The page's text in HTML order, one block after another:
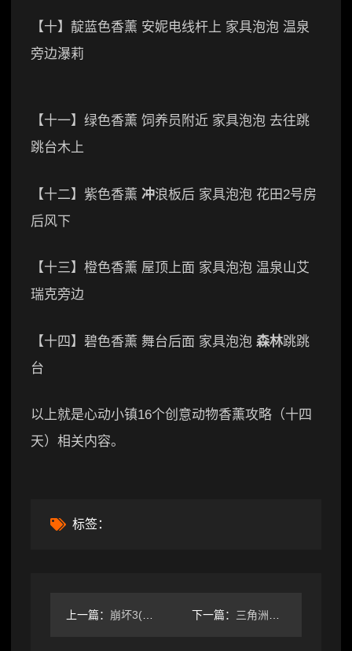
【十】靛蓝色香薰 安妮电线杆上 家具泡泡 温泉
旁边瀑莉
【十一】绿色香薰 饲养员附近 家具泡泡 去往跳
跳台木上
【十二】紫色香薰 冲浪板后 家具泡泡 花田2号房
后风下
【十三】橙色香薰 屋顶上面 家具泡泡 温泉山艾
瑞克旁边
【十四】碧色香薰 舞台后面 家具泡泡 森林跳跳
台
以上就是心动小镇16个创意动物香薰攻略（十四
天）相关内容。
标签：
上一篇： 崩坏3(新舰长入坑)崩坏三水晶获取方式汇总以及获取量一览 下一篇： 三角洲行动大更新后最近实用改枪码合集！！！ 自取